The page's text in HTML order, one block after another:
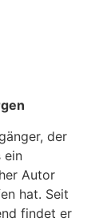
der
ein
Autor
hat. Seit
findet er